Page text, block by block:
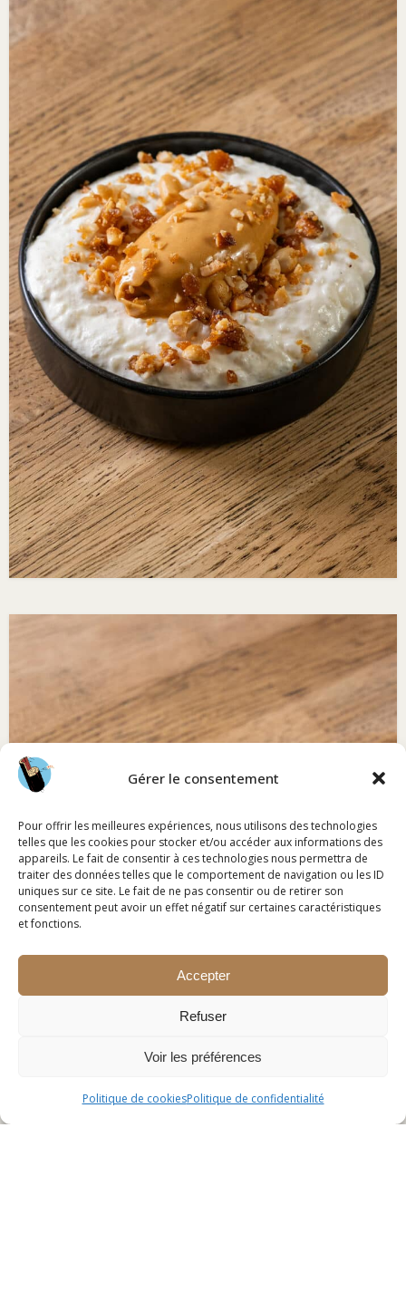
Gérer le consentement
Pour offrir les meilleures expériences, nous utilisons des technologies
telles que les cookies pour stocker et/ou accéder aux informations des
appareils. Le fait de consentir à ces technologies nous permettra de
traiter des données telles que le comportement de navigation ou les ID
uniques sur ce site. Le fait de ne pas consentir ou de retirer son
consentement peut avoir un effet négatif sur certaines caractéristiques
et fonctions.
Accepter
Refuser
Voir les préférences
Politique de cookiesPolitique de confidentialité